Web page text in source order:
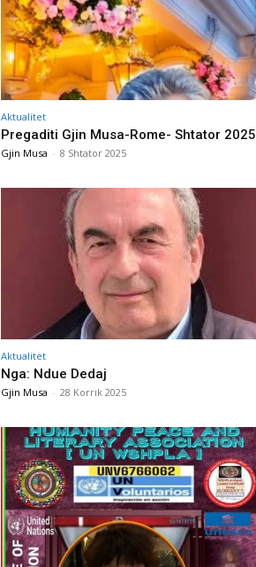
Aktualitet
Pregaditi Gjin Musa-Rome- Shtator 2025
Gjin Musa - 8 Shtator 2025
Aktualitet
Nga: Ndue Dedaj
Gjin Musa - 28 Korrik 2025